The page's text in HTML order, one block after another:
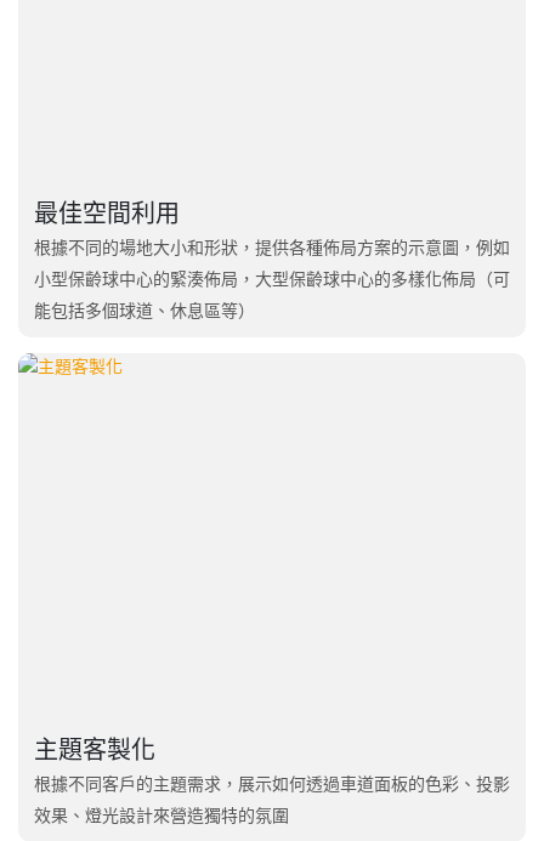
最佳空間利用
根據不同的場地大小和形狀，提供各種佈局方案的示意圖，例如
小型保齡球中心的緊湊佈局，大型保齡球中心的多樣化佈局（可
能包括多個球道、休息區等）
主題客製化
根據不同客戶的主題需求，展示如何透過車道面板的色彩、投影
效果、燈光設計來營造獨特的氛圍